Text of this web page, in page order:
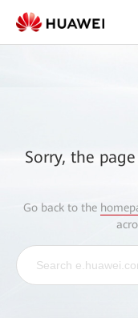
Sorry, the
Go back to the